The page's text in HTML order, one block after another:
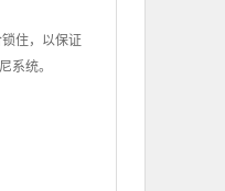
住，以保证
系统。